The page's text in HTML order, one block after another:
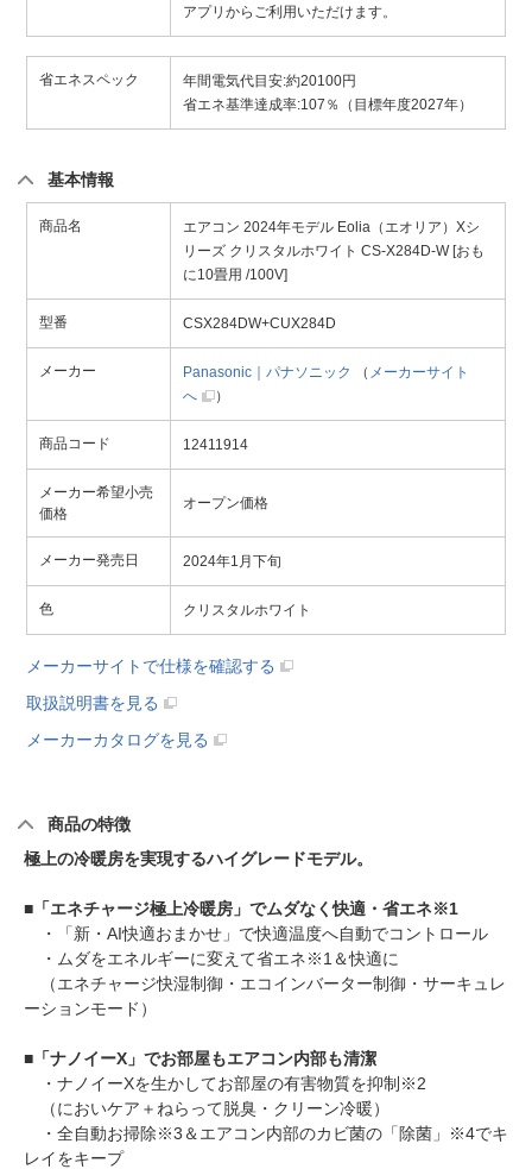
アプリからご利用いただけます。
省エネスペック
年間電気代目安:約20100円
省エネ基準達成率:107％（目標年度2027年）
基本情報
商品名
エアコン 2024年モデル Eolia（エオリア）Xシ
リーズ クリスタルホワイト CS-X284D-W [おも
に10畳用 /100V]
型番 CSX284DW+CUX284D
メーカー Panasonic｜パナソニック （ メーカーサイト
へ
）
商品コード 12411914
メーカー希望小売
価格
オープン価格
メーカー発売日 2024年1月下旬
色 クリスタルホワイト
メーカーサイトで仕様を確認する
取扱説明書を見る
メーカーカタログを見る
商品の特徴
極上の冷暖房を実現するハイグレードモデル。
■ 「エネチャージ極上冷暖房」でムダなく快適・省エネ※1
・「新・AI快適おまかせ」で快適温度へ自動でコントロール
・ムダをエネルギーに変えて省エネ※1＆快適に
（エネチャージ快湿制御・エコインバーター制御・サーキュレ
ーションモード）
■ 「ナノイーX」でお部屋もエアコン内部も清潔
・ナノイーXを生かしてお部屋の有害物質を抑制※2
（においケア＋ねらって脱臭・クリーン冷暖）
・全自動お掃除※3＆エアコン内部のカビ菌の「除菌」※4でキ
レイをキープ